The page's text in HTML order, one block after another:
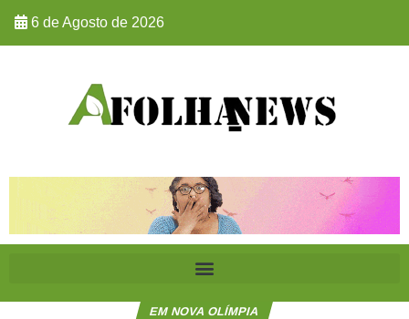
6 de Agosto de 2026
EM NOVA OLÍMPIA